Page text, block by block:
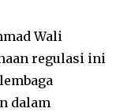
Wali
regulasi ini
dalam